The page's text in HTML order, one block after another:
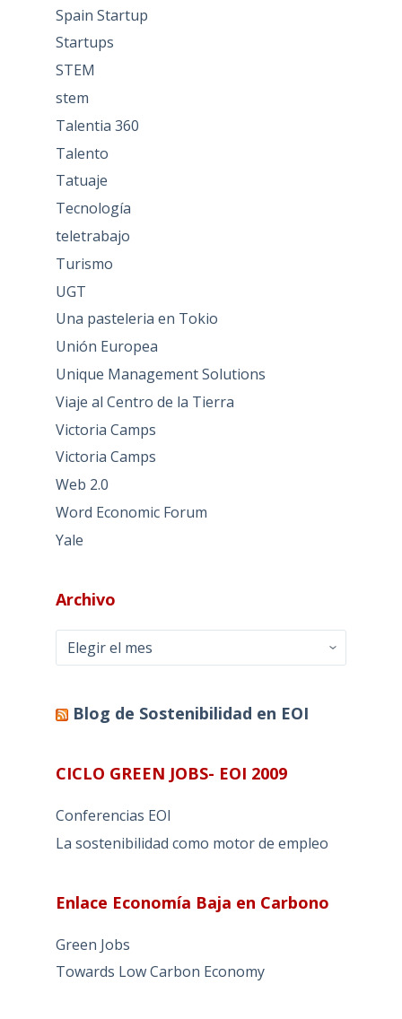
Spain Startup
Startups
STEM
stem
Talentia 360
Talento
Tatuaje
Tecnología
teletrabajo
Turismo
UGT
Una pasteleria en Tokio
Unión Europea
Unique Management Solutions
Viaje al Centro de la Tierra
Victoria Camps
Victoria Camps
Web 2.0
Word Economic Forum
Yale
Archivo
Archivo
Blog de Sostenibilidad en EOI
CICLO GREEN JOBS- EOI 2009
Conferencias EOI
La sostenibilidad como motor de empleo
Enlace Economía Baja en Carbono
Green Jobs
Towards Low Carbon Economy